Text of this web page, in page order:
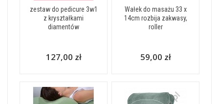
zestaw do pedicure 3w1
z kryształkami
diamentów
127,00 zł
Wałek do masażu 33 x
14cm rozbija zakwasy,
roller
59,00 zł